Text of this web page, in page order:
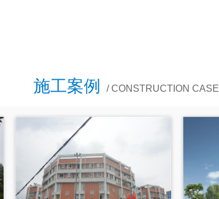
施工案例 / CONSTRUCTION CASE